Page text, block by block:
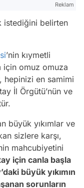
Reklam
istediğini belirten
’nin kıymetli
için omuz omuza
hepinizi en samimi
İl Örgütü’nün ve
büyük yıkımlar ve
sizlere karşı,
mahcubiyetini
için canla başla
büyük yıkımın
sorunların